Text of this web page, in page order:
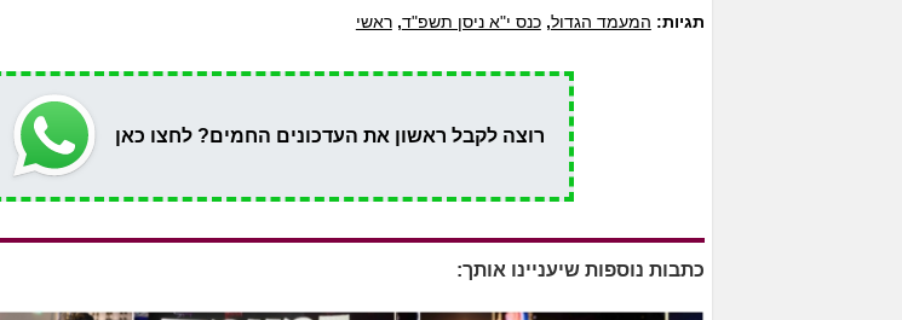
תגיות: המעמד הגדול,כנס י"א ניסן תשפ"ד,ראשי
רוצה לקבל ראשון את העדכונים החמים? לחצו כאן
כתבות נוספות שיעניינו אותך: